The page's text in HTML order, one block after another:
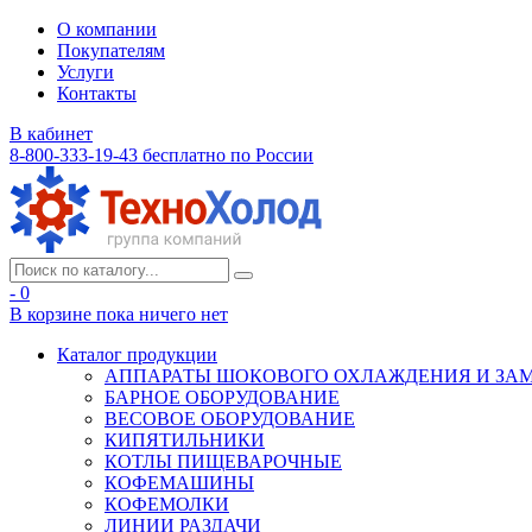
О компании
Покупателям
Услуги
Контакты
В кабинет
8-800-333-19-43 бесплатно по России
- 0
В корзине пока ничего нет
Каталог продукции
АППАРАТЫ ШОКОВОГО ОХЛАЖДЕНИЯ И
БАРНОЕ ОБОРУДОВАНИЕ
ВЕСОВОЕ ОБОРУДОВАНИЕ
КИПЯТИЛЬНИКИ
КОТЛЫ ПИЩЕВАРОЧНЫЕ
КОФЕМАШИНЫ
КОФЕМОЛКИ
ЛИНИИ РАЗДАЧИ